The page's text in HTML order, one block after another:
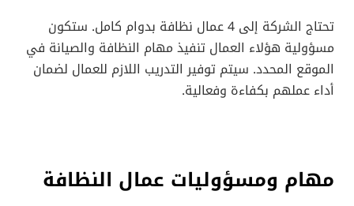
تحتاج الشركة إلى 4 عمال نظافة بدوام كامل. ستكون
مسؤولية هؤلاء العمال تنفيذ مهام النظافة والصيانة في
الموقع المحدد. سيتم توفير التدريب اللازم للعمال لضمان
أداء عملهم بكفاءة وفعالية.
مهام ومسؤوليات عمال النظافة